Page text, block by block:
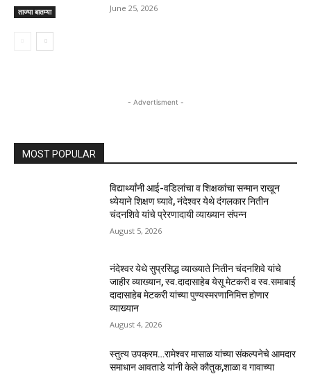
ताज्या बातम्या June 25, 2026
- Advertisment -
MOST POPULAR
विद्यार्थ्यांनी आई-वडिलांचा व शिक्षकांचा सन्मान राखून
ध्येयाने शिक्षण घ्यावे, नंदेश्वर येथे दंगलकार नितीन
चंदनशिवे यांचे प्रेरणादायी व्याख्यान संपन्न
August 5, 2026
नंदेश्वर येथे सुप्रसिद्ध व्याख्याते नितीन चंदनशिवे यांचे
जाहीर व्याख्यान, स्व.दादासाहेब येसू मेटकरी व स्व.समाबाई
दादासाहेब मेटकरी यांच्या पुण्यस्मरणानिमित्त होणार
व्याख्यान
August 4, 2026
स्तुत्य उपक्रम…रामेश्वर मासाळ यांच्या संकल्पनेचे आमदार
समाधान आवताडे यांनी केले कौतुक,शाळा व गावाच्या